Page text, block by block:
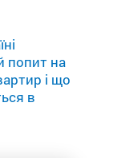
попит на
і що
в